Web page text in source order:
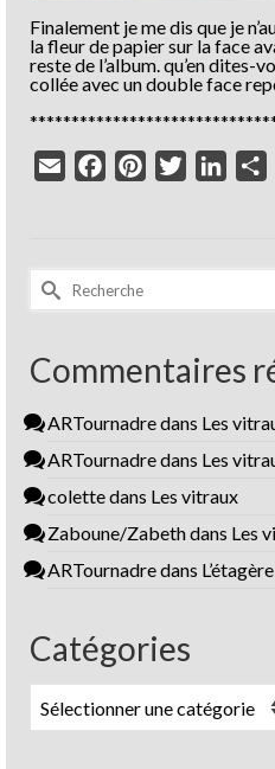
Finalement je me dis que je
la fleur de papier sur la face
reste de l’album. qu’en dites-
collée avec un double face
Email
FacebookPinterestTwitter
Rechercher :
Commentaires
ARTournadredans Les
ARTournadredans Les
colettedans Les vitraux
Zaboune/Zabethdans Les
ARTournadredans
Catégories
Catégories